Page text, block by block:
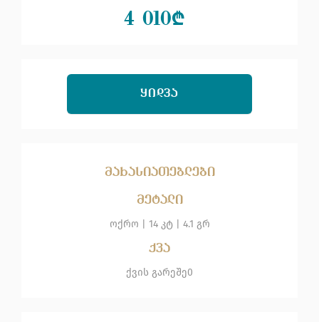
4 010₾
ᲧᲘᲓᲕᲐ
მახასიათებლები
მეტალი
ოქრო 14 კტ | 4.1 გრ
ქვა
ქვის გარეშე0